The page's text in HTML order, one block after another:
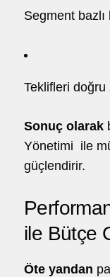
Segment
Teklifleri
Sonuç olarak
Yönetimi ile
güçlendirir.
ile Bütçe
Öte yandan